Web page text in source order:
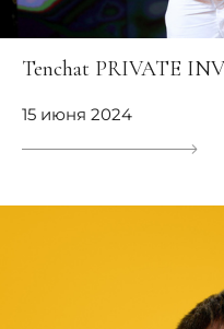
Tenchat PRIVATE
15 июня 2024